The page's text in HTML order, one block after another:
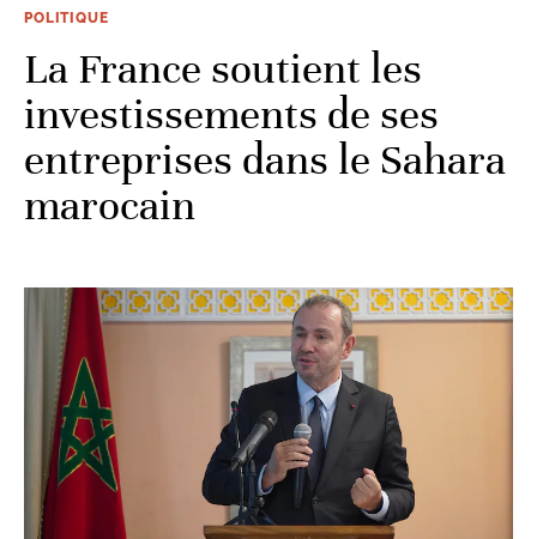
POLITIQUE
La France soutient les
investissements de ses
entreprises dans le Sahara
marocain